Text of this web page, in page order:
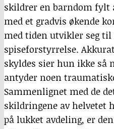
skildrer en barndom fylt
med et gradvis økende
med tiden utvikler seg til
spiseforstyrrelse.
skyldes sier hun ikke så
antyder noen
Sammenlignet med de
skildringene av helvetet
på lukket avdeling, er